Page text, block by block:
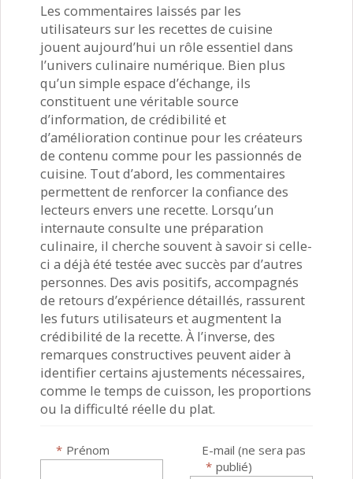
Les commentaires laissés par les
utilisateurs sur les recettes de cuisine
jouent aujourd’hui un rôle essentiel dans
l’univers culinaire numérique. Bien plus
qu’un simple espace d’échange, ils
constituent une véritable source
d’information, de crédibilité et
d’amélioration continue pour les créateurs
de contenu comme pour les passionnés de
cuisine. Tout d’abord, les commentaires
permettent de renforcer la confiance des
lecteurs envers une recette. Lorsqu’un
internaute consulte une préparation
culinaire, il cherche souvent à savoir si celle-
ci a déjà été testée avec succès par d’autres
personnes. Des avis positifs, accompagnés
de retours d’expérience détaillés, rassurent
les futurs utilisateurs et augmentent la
crédibilité de la recette. À l’inverse, des
remarques constructives peuvent aider à
identifier certains ajustements nécessaires,
comme le temps de cuisson, les proportions
ou la difficulté réelle du plat.
Prénom
*
E-mail (ne sera pas
publié)
*